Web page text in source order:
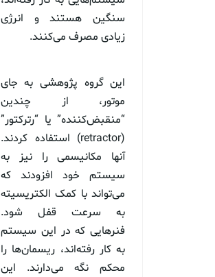
سنگین هستند و انرژی
زیادی مصرف می‌کنند.
این گروه پژوهشی به جای
موتور، از چندین
“منقبض‌کننده” یا “رترکتور”
(retractor) استفاده کردند.
آنها مکانیسمی را نیز به
سیستم خود افزودند که
می‌تواند با کمک الکتریسیته
به سرعت قفل شود.
فنرهایی که در این سیستم
به کار رفته‌اند، ریسمان‌ها را
محکم نگه می‌دارند. این